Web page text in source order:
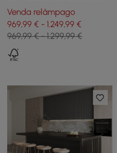
Gavetas e Armários,
Branco e Preto
Venda relâmpago
969,99 € - 1.249,99 €
969,99 € - 1.299,99 €